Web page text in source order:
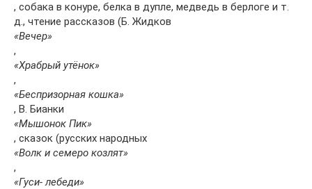
, собака в конуре, белка в дупле, медведь в берлоге и т.
д., чтение рассказов (Б. Жидков
«Вечер»
,
«Храбрый утёнок»
,
«Беспризорная кошка»
, В. Бианки
«Мышонок Пик»
, сказок (русских народных
«Волк и семеро козлят»
,
«Гуси- лебеди»